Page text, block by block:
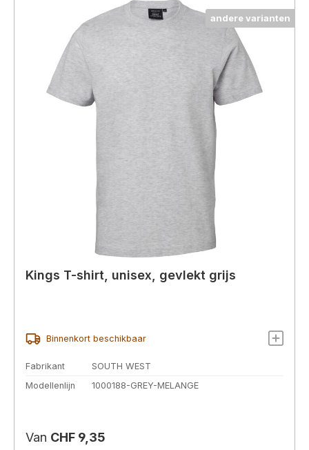
andere varianten
Kings T-shirt, unisex, gevlekt grijs
Binnenkort beschikbaar
Fabrikant
SOUTH WEST
Modellenlijn
1000188-GREY-MELANGE
Normale prijs:
Van CHF 9,35